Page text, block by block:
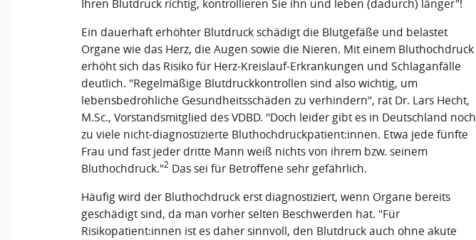
Ihren Blutdruck richtig, kontrollieren Sie ihn und leben (dadurch) länger"!
Ein dauerhaft erhöhter Blutdruck schädigt die Blutgefäße und belastet
Organe wie das Herz, die Augen sowie die Nieren. Mit einem Bluthochdruck
erhöht sich das Risiko für Herz-Kreislauf-Erkrankungen und Schlaganfälle
deutlich. "Regelmäßige Blutdruckkontrollen sind also wichtig, um
lebensbedrohliche Gesundheitsschäden zu verhindern", rät Dr. Lars Hecht,
M.Sc., Vorstandsmitglied des VDBD. "Doch leider gibt es in Deutschland noch
zu viele nicht-diagnostizierte Bluthochdruckpatient:innen. Etwa jede fünfte
Frau und fast jeder dritte Mann weiß nichts von ihrem bzw. seinem
Bluthochdruck."2 Das sei für Betroffene sehr gefährlich.
Häufig wird der Bluthochdruck erst diagnostiziert, wenn Organe bereits
geschädigt sind, da man vorher selten Beschwerden hat. "Für
Risikopatient:innen ist es daher sinnvoll, den Blutdruck auch ohne akute